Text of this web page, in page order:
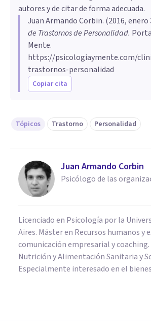
autores y de citar de forma adecuada.
Juan Armando Corbin. (2016, enero
de Trastornos de Personalidad.
Mente.
https://psicologiaymente.com/
trastornos-personalidad
Copiar cita
Tópicos Trastorno Personalidad
Juan Armando Corbin
Psicólogo de las
Licenciado en Psicología por la
Aires. Máster en Recursos humanos y
comunicación empresarial y
Nutrición y Alimentación Sanitaria y
Especialmente interesado en el